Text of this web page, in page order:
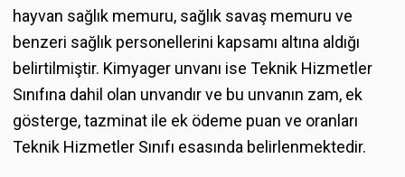
hayvan sağlık memuru, sağlık savaş memuru ve
benzeri sağlık personellerini kapsamı altına aldığı
belirtilmiştir. Kimyager unvanı ise Teknik Hizmetler
Sınıfına dahil olan unvandır ve bu unvanın zam, ek
gösterge, tazminat ile ek ödeme puan ve oranları
Teknik Hizmetler Sınıfı esasında belirlenmektedir.